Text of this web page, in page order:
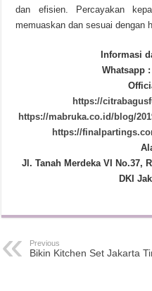
dan efisien. Percayakan
memuaskan dan sesuai dengan
Informasi
Whatsapp
https://
https://mabruka.co.id/blog/
https://
Jl. Tanah Merdeka VI No.37,
DKI
Previous
Bikin Kitchen Set Jakarta